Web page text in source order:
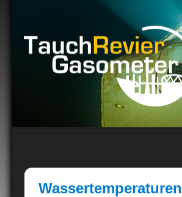
Wassertemperaturen